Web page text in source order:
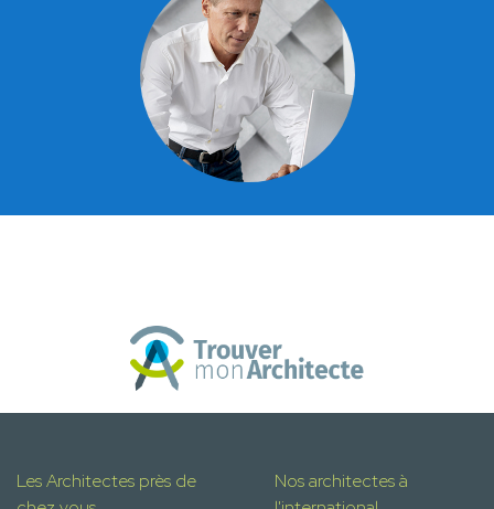
Les Architectes près de
Nos architectes à